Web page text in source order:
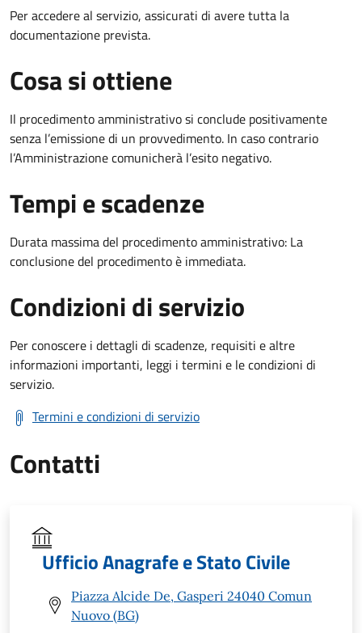
Per accedere al servizio, assicurati di avere tutta la
documentazione prevista.
Cosa si ottiene
Il procedimento amministrativo si conclude positivamente
senza l’emissione di un provvedimento. In caso contrario
l’Amministrazione comunicherà l’esito negativo.
Tempi e scadenze
Durata massima del procedimento amministrativo: La
conclusione del procedimento è immediata.
Condizioni di servizio
Per conoscere i dettagli di scadenze, requisiti e altre
informazioni importanti, leggi i termini e le condizioni di
servizio.
Termini e condizioni di servizio
Contatti
Ufficio Anagrafe e Stato Civile
Piazza Alcide De, Gasperi 24040 Comun
Nuovo (BG)